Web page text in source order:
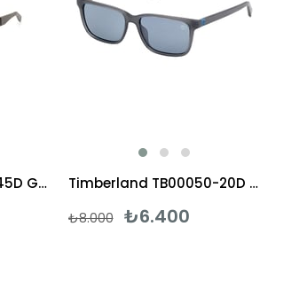
Timberland TB9334 45D Güneş Gözlüğü Timberland TB00050-20D Güneş Gözlüğü
₺6.400
₺8.000